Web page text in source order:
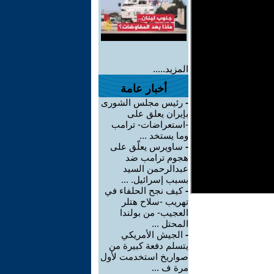
المزيد.....
أخبار عامة
- رئيس مجلس الشورى
بإيران يعلق على
-استعراضات- ترامب
وما يستخد ...
- ساويرس يعلّق على
هجوم ترامب ضد
عبدالرحمن السيد
بسبب إسرائيل. ...
-كيف نجح الحلفاء في
تهريب -سلاح هتلر
العجيب- من بولندا
المحتل ...
- الجيش الأمريكي
يتسلم دفعة كبيرة من
صواريخ استخدمت لأول
مرة ف ...